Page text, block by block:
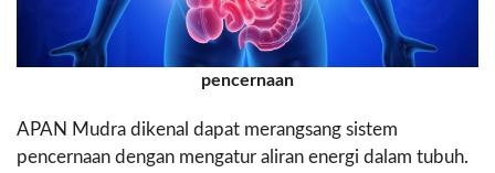
pencernaan
APAN Mudra dikenal dapat merangsang sistem
pencernaan dengan mengatur aliran energi dalam tubuh.